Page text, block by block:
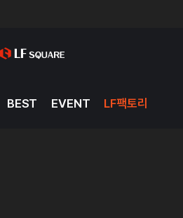
BEST EVENT LF팩토리